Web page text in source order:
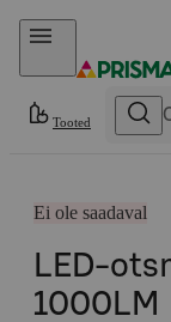
Otse sisu juurde
Tooted
Ei ole saadaval
LED-
1000LM